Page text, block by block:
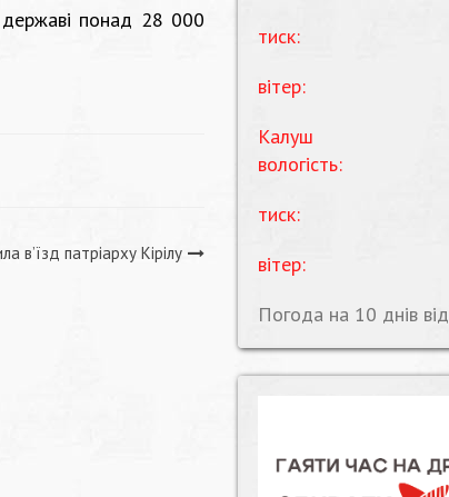
державі понад 28 000
в’їзд патріарху Кірілу
тиск:
вітер:
Калуш
вологість:
тиск:
вітер:
Погода на 10 днів від